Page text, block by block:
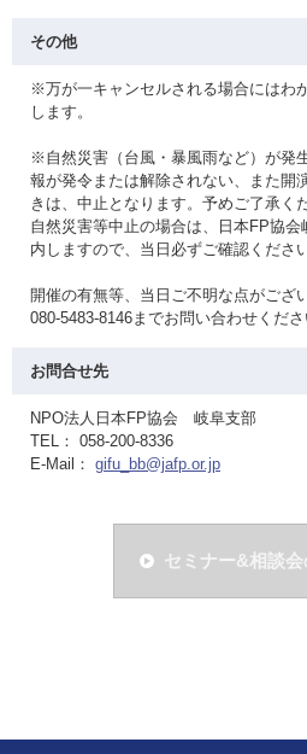
その他
※万が一キャンセルされる場合にはわ
します。
※自然災害（台風・暴風雨など）が発
報が発令または解除されない、また開
きは、中止となります。予めご了承く
自然災害等中止の場合は、日本FP協
内しますので、当日必ずご確認ください
開催の有無等、当日ご不明な点がござ
080-5483-8146までお問い合わせくださ
お問合せ先
NPO法人日本FP協会 岐阜支部
TEL： 058-200-8336
E-Mail： gifu_bb@jafp.or.jp
セミナー&相談